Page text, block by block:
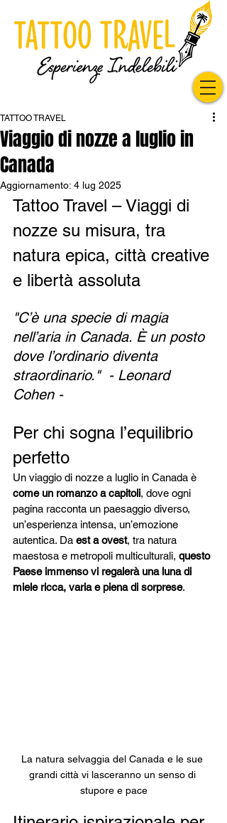
Viaggio di nozze a luglio in
Canada
TATTOO TRAVEL
Aggiornamento: 4 lug 2025
Tattoo Travel – Viaggi di
nozze su misura, tra
natura epica, città creative
e libertà assoluta
"C’è una specie di magia
nell’aria in Canada. È un posto
dove l’ordinario diventa
straordinario."  - Leonard
Cohen -
Per chi sogna l’equilibrio
perfetto
Un viaggio di nozze a luglio in Canada è
come un romanzo a capitoli, dove ogni
pagina racconta un paesaggio diverso,
un’esperienza intensa, un’emozione
autentica. Da est a ovest, tra natura
maestosa e metropoli multiculturali, questo
Paese immenso vi regalerà una luna di
miele ricca, varia e piena di sorprese.
La natura selvaggia del Canada e le sue
grandi città vi lasceranno un senso di
stupore e pace